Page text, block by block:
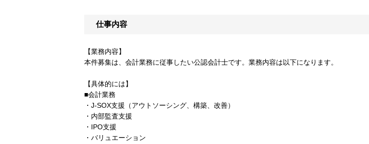
仕事内容
【業務内容】
本件募集は、会計業務に従事したい公認会計士です。業務内容は以下になります。
【具体的には】
■会計業務
・J-SOX支援（アウトソーシング、構築、改善）
・内部監査支援
・IPO支援
・バリュエーション